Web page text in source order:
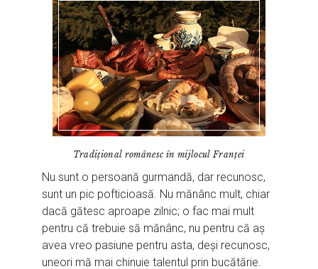
Tradițional românesc în mijlocul Franței
Nu sunt o persoană gurmandă, dar recunosc,
sunt un pic pofticioasă. Nu mănânc mult, chiar
dacă gătesc aproape zilnic; o fac mai mult
pentru că trebuie să mănânc, nu pentru că aș
avea vreo pasiune pentru asta, deși recunosc,
uneori mă mai chinuie talentul prin bucătărie.